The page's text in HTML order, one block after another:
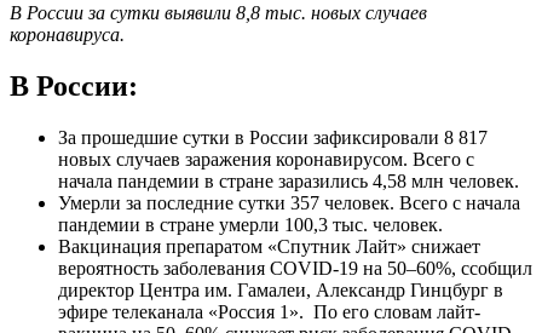
В России за сутки выявили 8,8 тыс. новых случаев
коронавируса.
В России:
За прошедшие сутки в России зафиксировали 8 817
новых случаев заражения коронавирусом. Всего с
начала пандемии в стране заразились 4,58 млн человек.
Умерли за последние сутки 357 человек. Всего с начала
пандемии в стране умерли 100,3 тыс. человек.
Вакцинация препаратом «Спутник Лайт» снижает
вероятность заболевания COVID-19 на 50–60%, ссобщил
директор Центра им. Гамалеи, Александр Гинцбург в
эфире телеканала «Россия 1». По его словам лайт-